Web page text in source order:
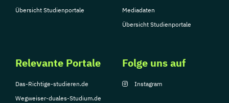
Übersicht Studienportale
Mediadaten
Übersicht Studienportale
Relevante Portale
Das-Richtige-studieren.de
Wegweiser-duales-Studium.de
Folge uns auf
Instagram